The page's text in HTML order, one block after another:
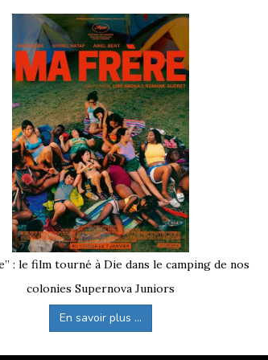
decolonies de vacances.
: le film tourné à Die dans le camping de nos
colonies Supernova Juniors
En savoir plus ...